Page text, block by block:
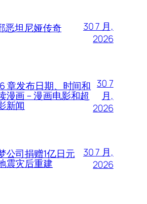
恶坦尼娅传奇
30 7 月,
2026
章发布日期、时间和
漫画 – 漫画电影和超
新闻
30 7
月,
2026
公司捐赠1亿日元
震灾后重建
30 7 月,
2026